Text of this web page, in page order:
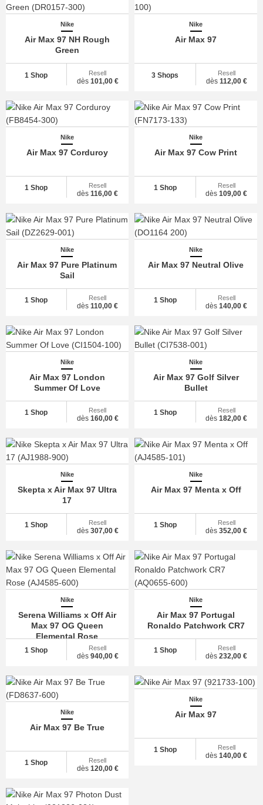
Nike
Air Max 97 NH Rough
Green
1 Shop
Resell
dès101,00 €
Nike
Air Max 97
3 Shops
Resell
dès112,00 €
Nike
Air Max 97 Corduroy
1 Shop
Resell
dès 116,00 €
Nike
Air Max 97 Cow Print
1 Shop
Resell
dès 109,00 €
Nike
Air Max 97 Pure Platinum
Sail
1 Shop
Resell
dès 110,00 €
Nike
Air Max 97 Neutral Olive
1 Shop
Resell
dès 140,00 €
Nike
Air Max 97 London
Summer Of Love
1 Shop
Resell
dès160,00 €
Nike
Air Max 97 Golf Silver
Bullet
1 Shop
Resell
dès 182,00 €
Nike
Skepta x Air Max 97 Ultra
17
1 Shop
Resell
dès307,00 €
Nike
Air Max 97 Menta x Off
1 Shop
Resell
dès 352,00 €
Nike
Serena Williams x Off Air
Max 97 OG Queen
Elemental Rose
1 Shop
Resell
dès940,00 €
Nike
Air Max 97 Portugal
Ronaldo Patchwork CR7
1 Shop
Resell
dès 232,00 €
Nike
Air Max 97 Be True
1 Shop
Resell
dès120,00 €
Nike
Air Max 97
1 Shop
Resell
dès 140,00 €